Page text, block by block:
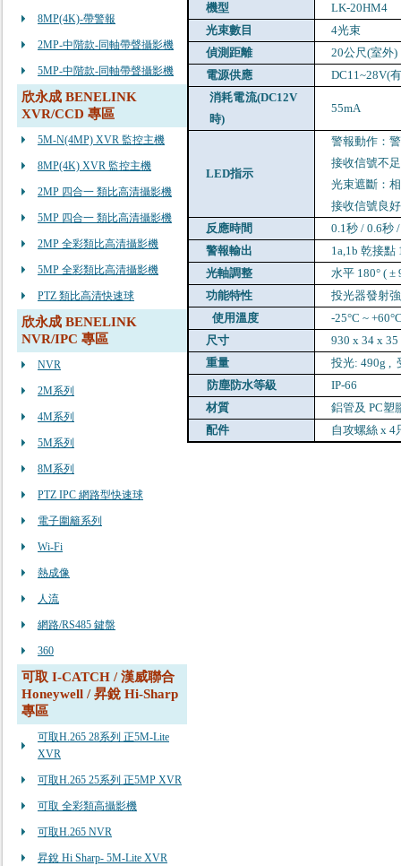
8MP(4K)-帶警報
2MP-中階款-同軸帶聲攝影機
5MP-中階款-同軸帶聲攝影機
欣永成 BENELINK
XVR/CCD 專區
5M-N(4MP) XVR 監控主機
8MP(4K) XVR 監控主機
2MP 四合一 類比高清攝影機
5MP 四合一 類比高清攝影機
2MP 全彩類比高清攝影機
5MP 全彩類比高清攝影機
PTZ 類比高清快速球
欣永成 BENELINK
NVR/IPC 專區
NVR
2M系列
4M系列
5M系列
8M系列
PTZ IPC 網路型快速球
電子圍籬系列
Wi-Fi
熱成像
人流
網路/RS485 鍵盤
360
可取 I-CATCH / 漢威聯合
Honeywell / 昇銳 Hi-Sharp
專區
可取H.265 28系列 正5M-Lite
XVR
可取H.265 25系列 正5MP XVR
可取 全彩類高攝影機
可取H.265 NVR
昇銳 Hi Sharp- 5M-Lite XVR
機型
LK-20HM4
光束數目
4光束
偵測距離
20公尺(室外)
電源供應
DC11~28V(
消耗電流(DC12V
時)
55mA
LED指示
警報動作：
接收信號不
光束遮斷：
接收信號良
反應時間
0.1秒/ 0.6秒
警報輸出
1a,1b乾接點
光軸調整
水平 180° ( ±
功能特性
投光器發射
使用溫度
-25°C ~
尺寸
930 x 34 x 35
重量
投光: 490g ,
防塵防水等級
IP-66
材質
鋁管及 PC塑
配件
自攻螺絲 x 4